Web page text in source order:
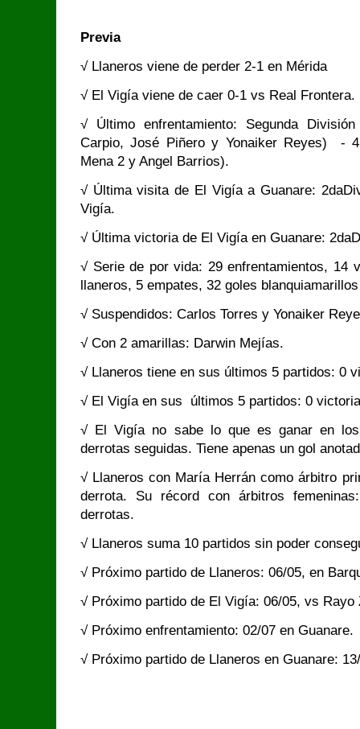
Previa
√ Llaneros viene de perder 2-1 en Mérida
√ El Vigía viene de caer 0-1 vs Real Frontera.
√ Último enfrentamiento: Segunda
Carpio, José Piñero y Yonaiker Reyes) -
Mena 2 y Angel Barrios).
√ Última visita de El Vigía a Guanare:
Vigía.
√ Última victoria de El Vigía en Guanare:
√ Serie de por vida: 29 enfrentamientos, 14
llaneros, 5 empates, 32 goles
√ Suspendidos: Carlos Torres y Yonaiker
√ Con 2 amarillas: Darwin Mejías.
√ Llaneros tiene en sus últimos 5 partidos: 0
√ El Vigía en sus últimos 5 partidos: 0
√ El Vigía no sabe lo que es ganar en
derrotas seguidas. Tiene apenas un gol
√ Llaneros con María Herrán como árbitro
derrota. Su récord con árbitros
derrotas.
√ Llaneros suma 10 partidos sin poder
√ Próximo partido de Llaneros: 06/05, en
√ Próximo partido de El Vigía: 06/05, vs Rayo
√ Próximo enfrentamiento: 02/07 en Guanare.
√ Próximo partido de Llaneros en Guanare: